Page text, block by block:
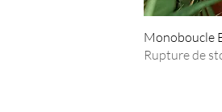
Monoboucle
Rupture de